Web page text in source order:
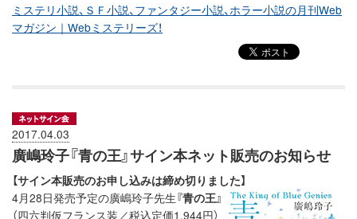
ミステリ小説、ＳＦ小説、ファンタジー小説、ホラー小説の月刊Web
マガジン｜Webミステリーズ！
2017.04.03
廣嶋玲子『青の王』サイン本ネット販売のお知らせ
【サイン本販売のお申し込みは締め切りました】
4月28日発売予定の廣嶋玲子先生『青の王』
（四六判仮フランス装／税込定価1,944円）